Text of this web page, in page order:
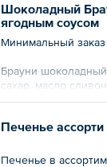
Шоколадный
ягодным соусом
Минимальный
Брауни
сахар, масло
Печенье ассорти
Печенье в